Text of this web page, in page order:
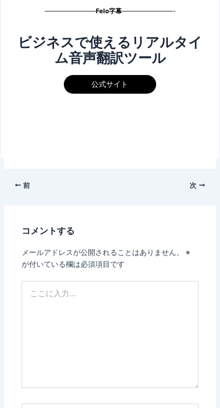
————————Felo字幕————————-
ビジネスで使えるリアルタイ
ム音声翻訳ツール
公式サイト
前 次
コメントする
メールアドレスが公開されることはありません。
※
が付いている欄は必須項目です